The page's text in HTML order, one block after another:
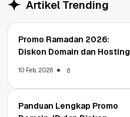
Artikel Trending
Promo Ramadan 2026:
Diskon Domain dan Hosting
10 Feb, 2026 6
Panduan Lengkap Promo